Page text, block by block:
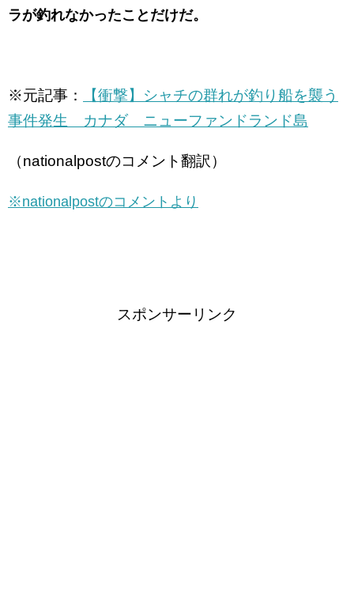
ラが釣れなかったことだけだ。
※元記事：
【衝撃】シャチの群れが釣り船を襲う
事件発生 カナダ ニューファンドランド島
（nationalpostのコメント翻訳）
※nationalpostのコメントより
スポンサーリンク